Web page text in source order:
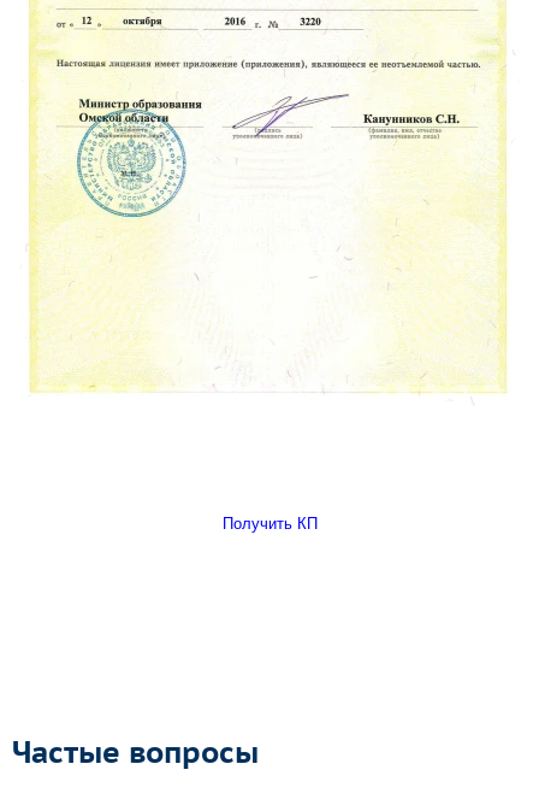
Получить КП
Частые вопросы